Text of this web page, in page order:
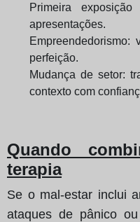
Primeira
apresentações.
perfeição.
Mudança de setor:
contexto com
Quando
terapia
Se o mal-estar inclui
ataques de pânico